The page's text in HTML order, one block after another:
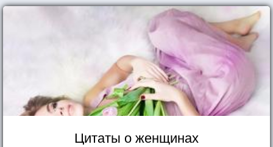
Цитаты о женщинах